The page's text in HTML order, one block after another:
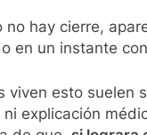
no hay cierre,
en un instante
viven esto suelen
ni explicación